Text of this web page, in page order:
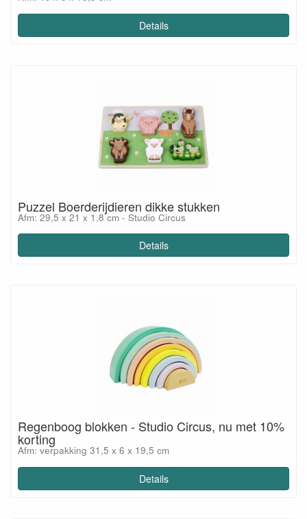
Details
Puzzel Boerderijdieren dikke stukken
Afm: 29,5 x 21 x 1,8 cm - Studio Circus
Details
Regenboog blokken - Studio Circus, nu met 10%
korting
Afm: verpakking 31,5 x 6 x 19,5 cm
Details